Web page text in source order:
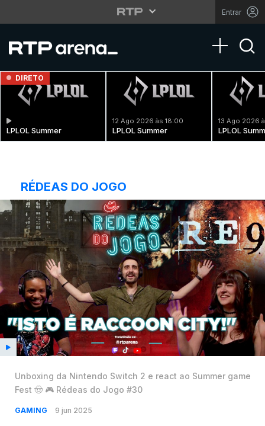
Entrar
Toggle
DIRETO
LPLOL Summer
12 Ago 2026 às 18:00
LPLOL Summer
13 Ago 2026
LPLOL
RÉDEAS DO JOGO
Unboxing da Nintendo Switch 2 e react ao Summer game
Fest 🤠 🎮 Rédeas do Jogo #30
GAMING 9 jun 2025